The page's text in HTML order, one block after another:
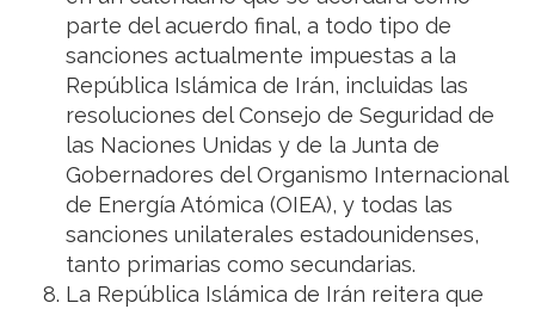
parte del acuerdo final, a todo tipo de
sanciones actualmente impuestas a la
República Islámica de Irán, incluidas las
resoluciones del Consejo de Seguridad de
las Naciones Unidas y de la Junta de
Gobernadores del Organismo Internacional
de Energía Atómica (OIEA), y todas las
sanciones unilaterales estadounidenses,
tanto primarias como secundarias.
La República Islámica de Irán reitera que